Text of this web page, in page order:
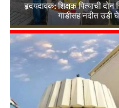
हृदयदावक: शिक्षक पित्याची
गाडीसह नदीत उडी